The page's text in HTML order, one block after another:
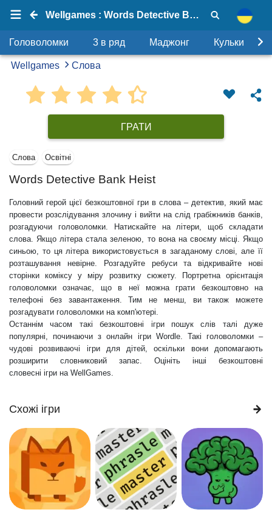
Wellgames : Words Detective Bank Heist
Головоломки 3 в ряд Маджонг Кульки
Wellgames Слова
ГРАТИ
Слова Освітні
Words Detective Bank Heist
Головний герой цієї безкоштовної гри в слова – детектив, який має
провести розслідування злочину і вийти на слід грабіжників банків,
розгадуючи головоломки. Натискайте на літери, щоб складати
слова. Якщо літера стала зеленою, то вона на своєму місці. Якщо
синьою, то ця літера використовується в загаданому слові, але її
розташування невірне. Розгадуйте ребуси та відкривайте нові
сторінки коміксу у міру розвитку сюжету. Портретна орієнтація
головоломки означає, що в неї можна грати безкоштовно на
телефоні без завантаження. Тим не менш, ви також можете
розгадувати головоломки на комп'ютері.
Останнім часом такі безкоштовні ігри пошук слів талі дуже
популярні, починаючи з онлайн ігри Wordle. Такі головоломки –
чудові розвиваючі ігри для дітей, оскільки вони допомагають
розширити словниковий запас. Оцініть інші безкоштовні
словесні ігри на WellGames.
Схожі ігри